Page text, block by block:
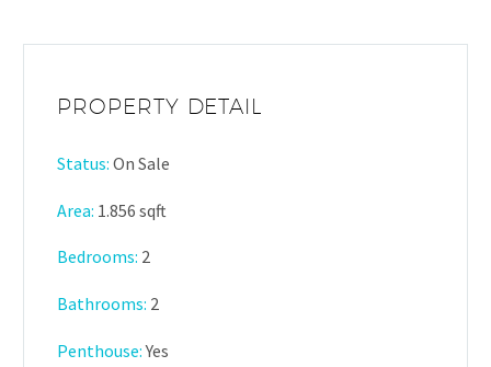
PROPERTY DETAIL
Status: On Sale
Area: 1.856 sqft
Bedrooms: 2
Bathrooms: 2
Penthouse:Yes